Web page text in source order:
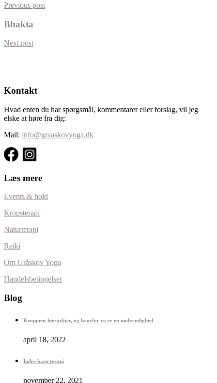
Previous post
Bhakta
Next post
Kontakt
Hvad enten du har spørgsmål, kommentarer eller forslag, vil jeg
elske at høre fra dig:
Mail: info@graaskovyoga.dk
Læs mere
Events & hold
Kropsterapi
Naturterapi
Reiki
Om Gråskov Yoga
Handelsbetingelser
Blog
Kroppens hierarkier, og hvorfor ro er en nødvendighed
april 18, 2022
Indre barn terapi
november 22, 2021